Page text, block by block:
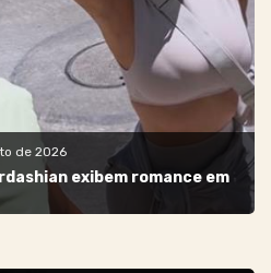
de 2026
exibem romance em